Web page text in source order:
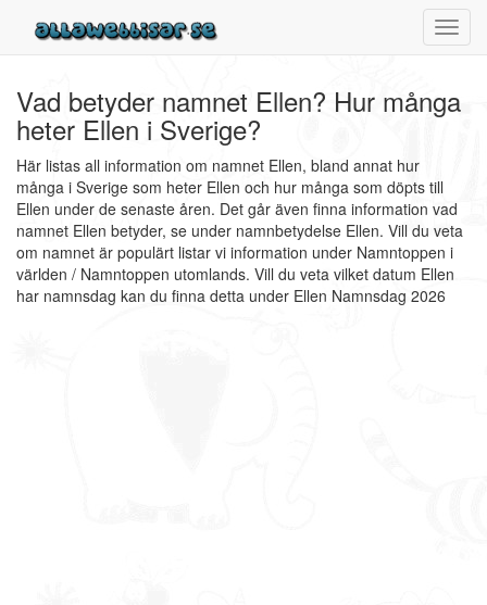
Vad betyder namnet Ellen? Hur många
heter Ellen i Sverige?
Här listas all information om namnet Ellen, bland annat hur
många i Sverige som heter Ellen och hur många som döpts till
Ellen under de senaste åren. Det går även finna information vad
namnet Ellen betyder, se under namnbetydelse Ellen. Vill du veta
om namnet är populärt listar vi information under Namntoppen i
världen / Namntoppen utomlands. Vill du veta vilket datum Ellen
har namnsdag kan du finna detta under Ellen Namnsdag 2026